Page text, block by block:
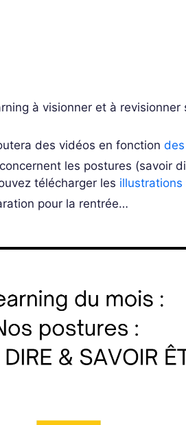
à visionner et à
des vidéos en fonction
les postures (savoir
télécharger les illustrations
pour la rentrée…